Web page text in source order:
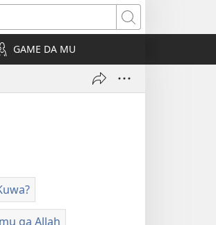
Bincika
GAME DA MU
ga Allah